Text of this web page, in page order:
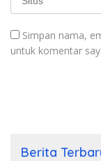
Simpan nama,
untuk komentar
Berita